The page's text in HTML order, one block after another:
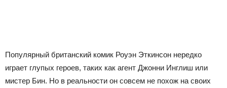
Популярный британский комик Роуэн Эткинсон нередко
играет глупых героев, таких как агент Джонни Инглиш или
мистер Бин. Но в реальности он совсем не похож на своих